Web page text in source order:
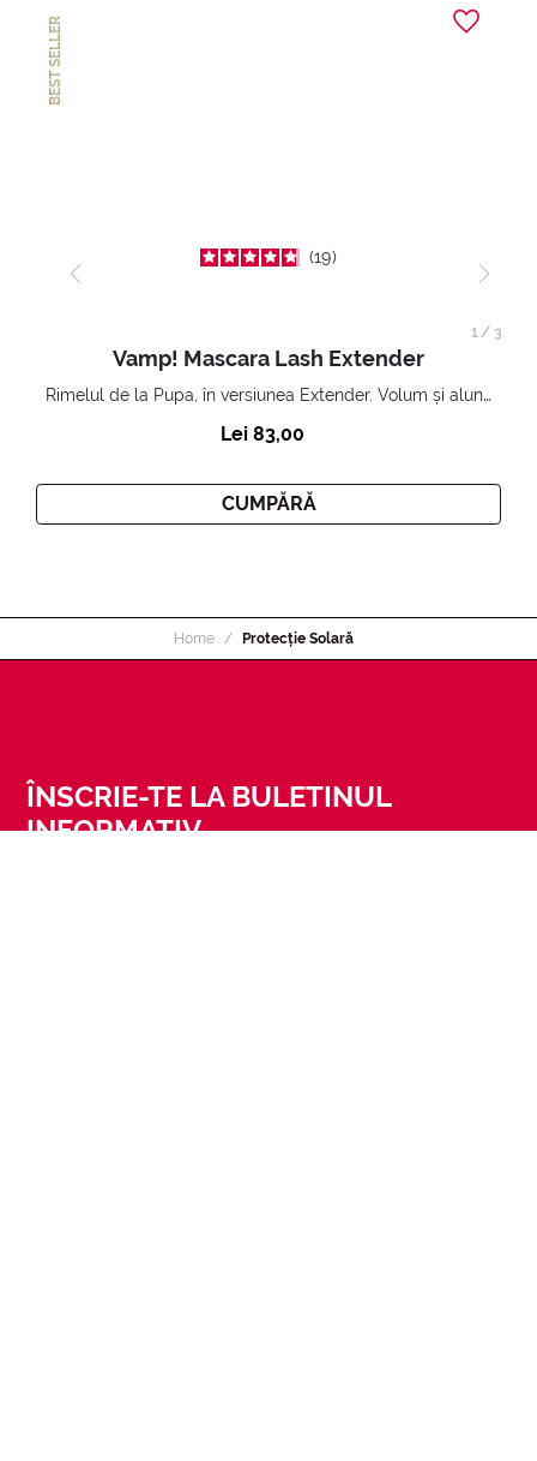
BEST SELLER
19
Vamp! Mascara Lash Extender
Rimelul de la Pupa, în versiunea Extender. Volum și alungire 3D. Gene amplificate și ridicate la infinit.
Lei 83,00
CUMPĂRĂ
1/ 3
Home Protecție Solară
ÎNSCRIE-TE LA BULETINUL
INFORMATIV